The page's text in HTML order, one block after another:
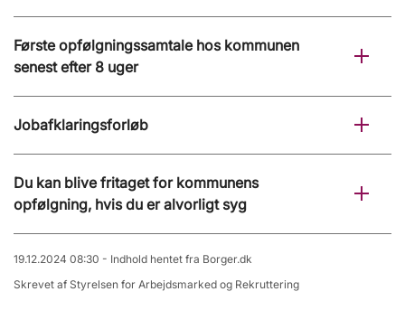
Første opfølgningssamtale hos kommunen
senest efter 8 uger
Jobafklaringsforløb
Du kan blive fritaget for kommunens
opfølgning, hvis du er alvorligt syg
19.12.2024 08:30 - Indhold hentet fra Borger.dk
Skrevet af Styrelsen for Arbejdsmarked og Rekruttering